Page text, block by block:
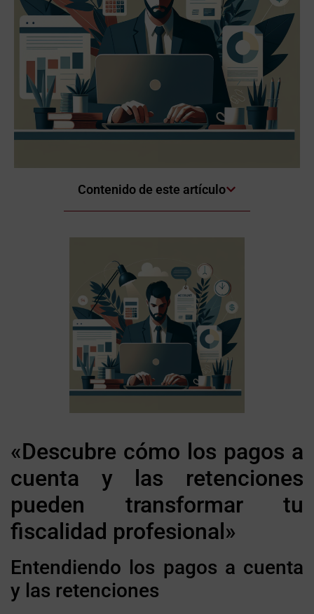
Contenido de este artículo
«Descubre cómo los pagos a
cuenta y las retenciones
pueden transformar tu
fiscalidad profesional»
Entendiendo los pagos a cuenta
y las retenciones